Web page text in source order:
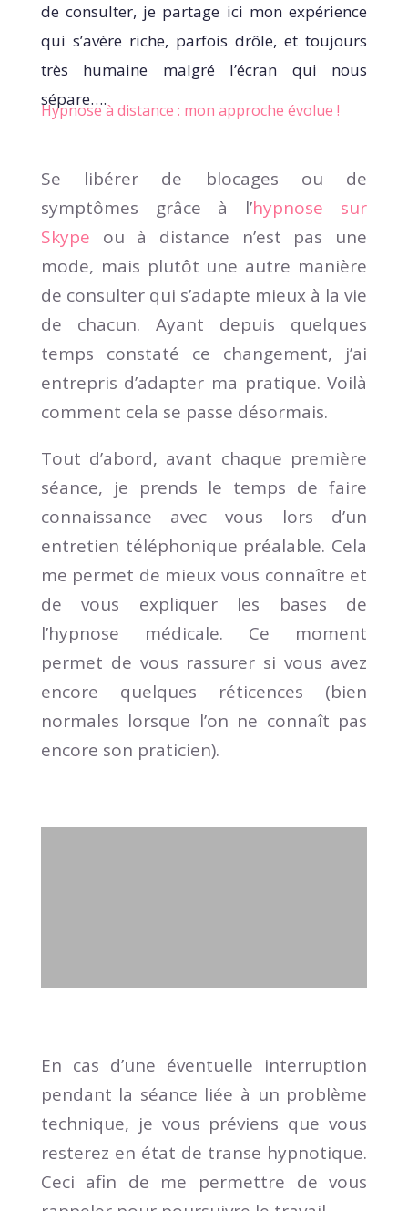
de consulter, je partage ici mon expérience
qui s’avère riche, parfois drôle, et toujours
très humaine malgré l’écran qui nous
sépare….
Hypnose à distance : mon approche évolue !
Se libérer de blocages ou de
symptômes grâce à l’hypnose sur
Skype ou à distance n’est pas une
mode, mais plutôt une autre manière
de consulter qui s’adapte mieux à la vie
de chacun. Ayant depuis quelques
temps constaté ce changement, j’ai
entrepris d’adapter ma pratique. Voilà
comment cela se passe désormais.
Tout d’abord, avant chaque première
séance, je prends le temps de faire
connaissance avec vous lors d’un
entretien téléphonique préalable. Cela
me permet de mieux vous connaître et
de vous expliquer les bases de
l’hypnose médicale. Ce moment
permet de vous rassurer si vous avez
encore quelques réticences (bien
normales lorsque l’on ne connaît pas
encore son praticien).
En cas d’une éventuelle interruption
pendant la séance liée à un problème
technique, je vous préviens que vous
resterez en état de transe hypnotique.
Ceci afin de me permettre de vous